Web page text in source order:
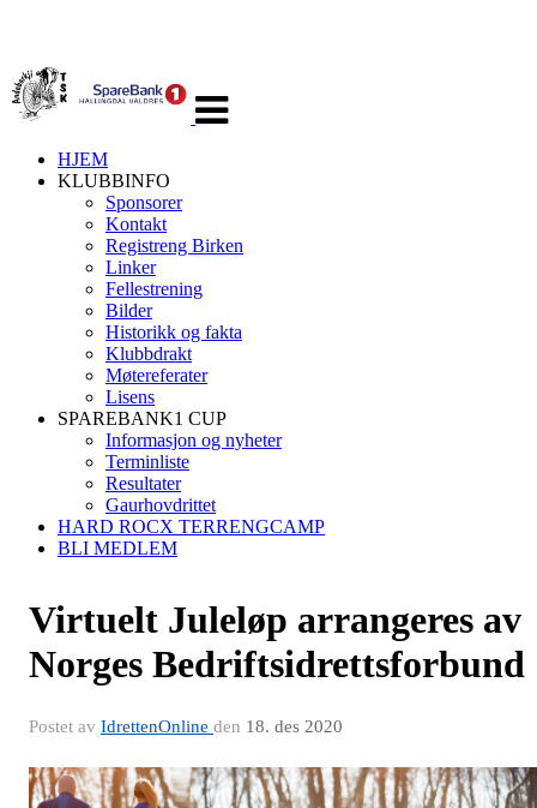
navigasjon
HJEM
KLUBBINFO
Sponsorer
Kontakt
Registreng Birken
Linker
Fellestrening
Bilder
Historikk og fakta
Klubbdrakt
Møtereferater
Lisens
SPAREBANK1 CUP
Informasjon og nyheter
Terminliste
Resultater
Gaurhovdrittet
HARD ROCX TERRENGCAMP
BLI MEDLEM
Virtuelt Juleløp arrangeres av
Norges Bedriftsidrettsforbund
Postet av IdrettenOnline den 18. des 2020